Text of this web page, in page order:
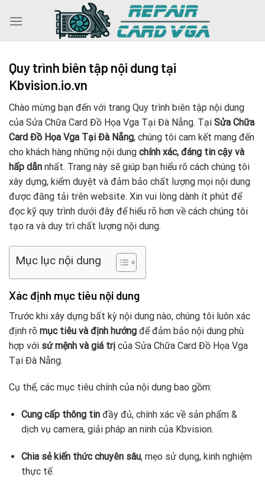
Quy trình biên tập nội dung tại
Kbvision.io.vn
Chào mừng bạn đến với trang Quy trình biên tập nội dung
của Sửa Chữa Card Đồ Họa Vga Tại Đà Nẵng. Tại Sửa Chữa
Card Đồ Họa Vga Tại Đà Nẵng, chúng tôi cam kết mang đến
cho khách hàng những nội dung chính xác, đáng tin cậy và
hấp dẫn nhất. Trang này sẽ giúp bạn hiểu rõ cách chúng tôi
xây dựng, kiểm duyệt và đảm bảo chất lượng mọi nội dung
được đăng tải trên website. Xin vui lòng dành ít phút để
đọc kỹ quy trình dưới đây để hiểu rõ hơn về cách chúng tôi
tạo ra và duy trì chất lượng nội dung.
Mục lục nội dung
Xác định mục tiêu nội dung
Trước khi xây dựng bất kỳ nội dung nào, chúng tôi luôn xác
định rõ mục tiêu và định hướng để đảm bảo nội dung phù
hợp với sứ mệnh và giá trị của Sửa Chữa Card Đồ Họa Vga
Tại Đà Nẵng.
Cụ thể, các mục tiêu chính của nội dung bao gồm:
Cung cấp thông tinđầy đủ, chính xác về sản phẩm &
dịch vụ camera, giải pháp an ninh của Kbvision.
Chia sẻ kiến thức chuyên sâu, mẹo sử dụng, kinh nghiệm
thực tế.